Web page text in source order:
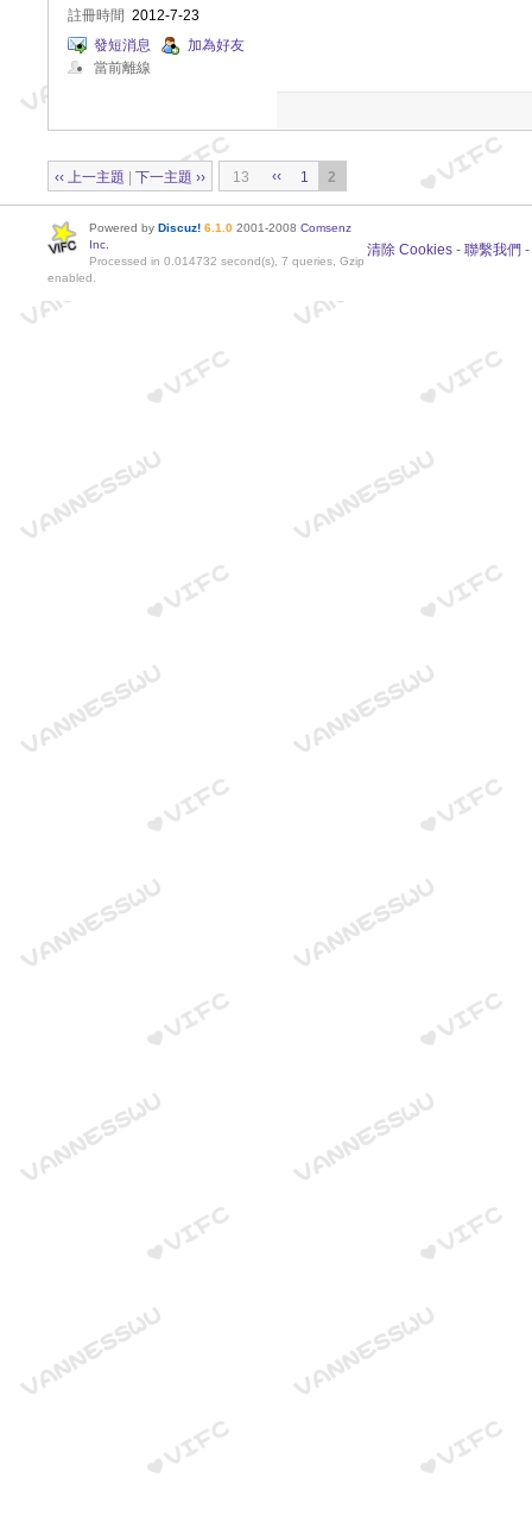
註冊時間 2012-7-23
發短消息
加為好友
當前離線
‹‹ 上一主題 下一主題 ›› 13 ‹‹ 1 2
清除 Cookies - 聯繫我們 -
Powered by Discuz! 6.1.0 2001-2008 Comsenz
Inc.
Processed in 0.014732 second(s), 7 queries, Gzip
enabled.